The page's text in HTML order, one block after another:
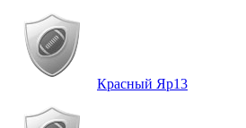
Красный Яр13